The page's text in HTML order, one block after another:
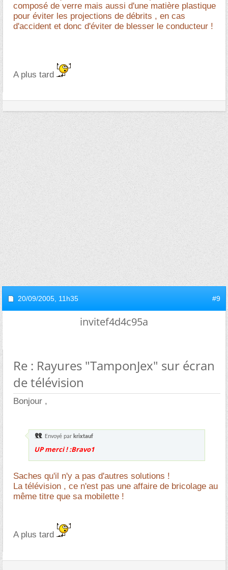
composé de verre mais aussi d'une matière plastique
pour éviter les projections de débrits , en cas
d'accident et donc d'éviter de blesser le conducteur !
A plus tard
20/09/2005, 11h35 #9
invitef4d4c95a
Re : Rayures "TamponJex" sur écran
de télévision
Bonjour ,
Envoyé par krixtauf
UP merci ! :Bravo1
Saches qu'il n'y a pas d'autres solutions !
La télévision , ce n'est pas une affaire de bricolage au
même titre que sa mobilette !
A plus tard